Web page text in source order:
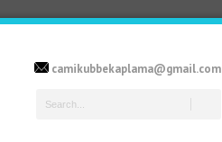
camikubbekaplama@gmail.com